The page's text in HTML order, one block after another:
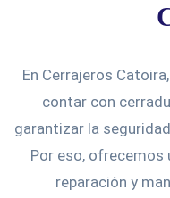
En Cerrajeros
contar con
garantizar la
Por eso, ofrecemos
reparación y